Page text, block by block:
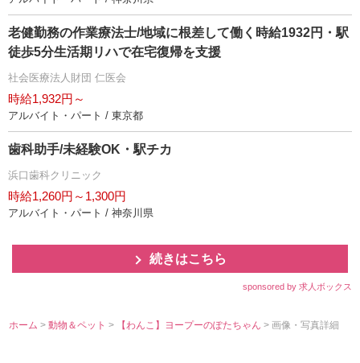
老健勤務の作業療法士/地域に根差して働く時給1932円・駅
徒歩5分生活期リハで在宅復帰を支援
社会医療法人財団 仁医会
時給1,932円～
アルバイト・パート / 東京都
歯科助手/未経験OK・駅チカ
浜口歯科クリニック
時給1,260円～1,300円
アルバイト・パート / 神奈川県
続きはこちら
sponsored by 求人ボックス
ホーム >動物＆ペット> 【わんこ】ヨープーのぽたちゃん> 画像・写真詳細